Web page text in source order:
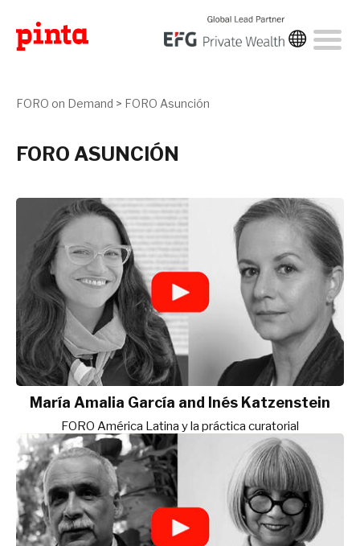
FORO on Demand > FORO Asunción
FORO ASUNCIÓN
María Amalia García and Inés Katzenstein
FORO América Latina y la práctica curatorial